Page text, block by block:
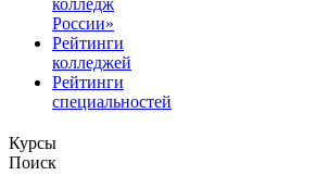
России»
Рейтинги
колледжей
Рейтинги
специальностей
Курсы
Поиск